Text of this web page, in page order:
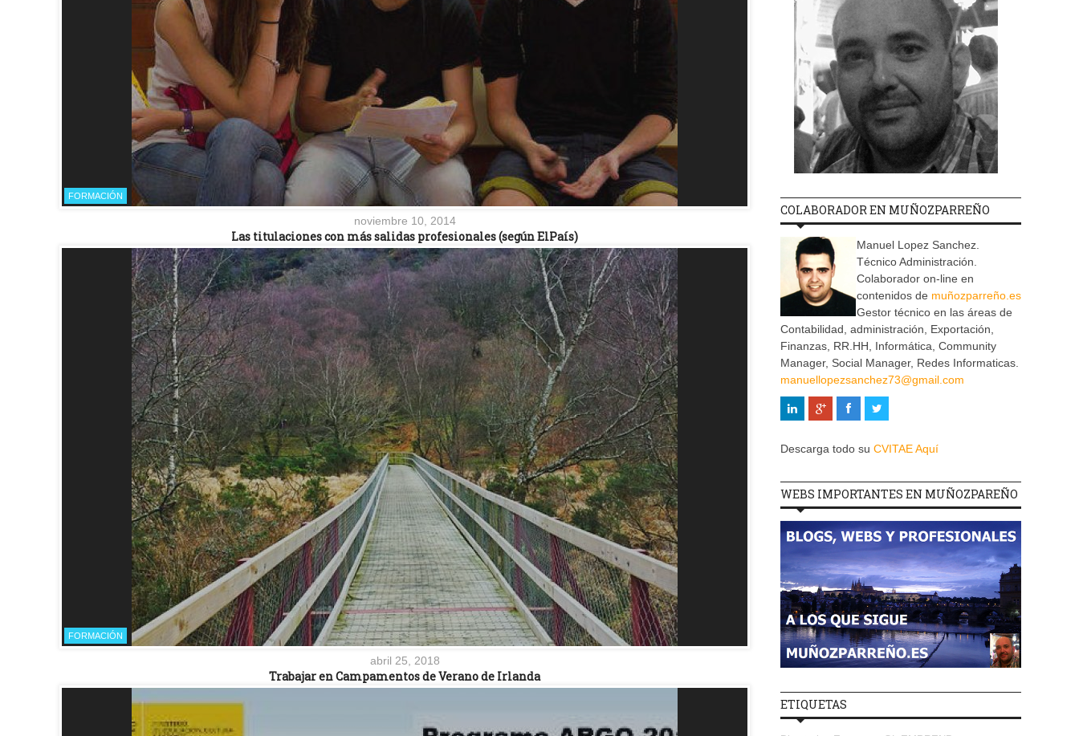
FORMACIÓN
noviembre 10, 2014
Las titulaciones con más salidas profesionales (según ElPaís)
FORMACIÓN
abril 25, 2018
Trabajar en Campamentos de Verano de Irlanda
COLABORADOR EN MUÑOZPARREÑO
Manuel Lopez Sanchez.
Técnico Administración.
Colaborador on-line en
contenidos de muñozparreño.es
Gestor técnico en las áreas de
Contabilidad, administración, Exportación,
Finanzas, RR.HH, Informática, Community
Manager, Social Manager, Redes Informaticas.
manuellopezsanchez73@gmail.com
Descarga todo su CVITAE Aquí
WEBS IMPORTANTES EN MUÑOZPAREÑO
ETIQUETAS